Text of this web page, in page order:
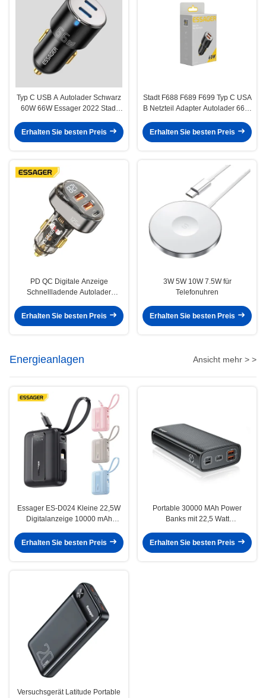
Typ C USB A Autolader Schwarz
60W 66W Essager 2022 Stadt
Erhalten Sie besten Preis
Stadt F688 F689 F699 Typ C USA
B Netzteil Adapter Autolader 66W
Erhalten Sie besten Preis
PD QC Digitale Anzeige
Schnellladende Autolader
Erhalten Sie besten Preis
3W 5W 10W 7.5W für
Telefonuhren
Erhalten Sie besten Preis
Energieanlagen Ansicht mehr > >
Essager ES-D024 Kleine 22,5W
Digitalanzeige 10000 mAh
integriertem Kabel
Erhalten Sie besten Preis
Portable 30000 MAh Power
Banks mit 22,5 Watt
Ausgabe
Erhalten Sie besten Preis
Versuchsgerät Latitude Portable